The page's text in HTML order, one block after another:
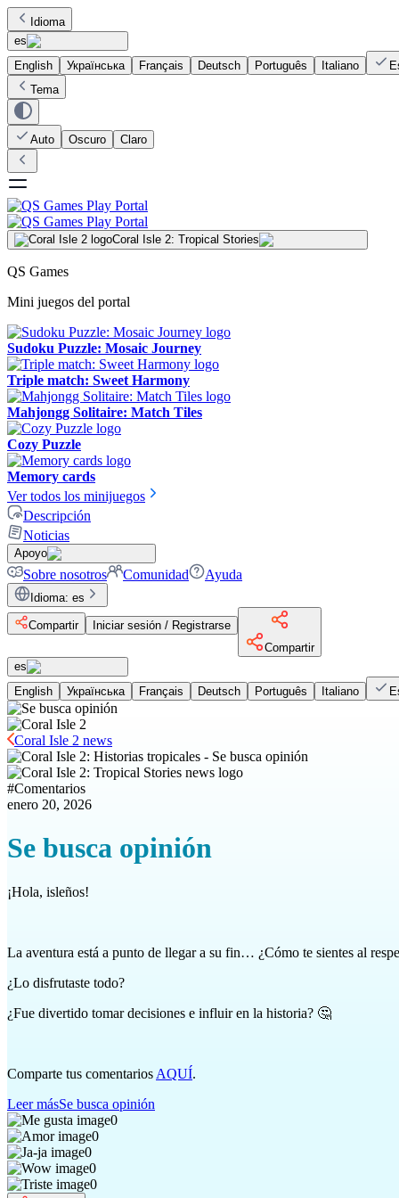
Idioma
es
English
Українська Français Deutsch Português Italiano
Tema
Auto Oscuro Claro
Coral Isle 2: Tropical Stories
QS Games
Mini juegos del portal
Sudoku Puzzle: Mosaic Journey
Triple match: Sweet Harmony
Mahjongg Solitaire: Match Tiles
Cozy Puzzle
Memory cards
Ver todos los minijuegos
Descripción
Noticias
Apoyo
Sobre nosotros Comunidad Ayuda
Idioma: es
Compartir
Iniciar sesión / Registrarse
Compartir
es
English
Українська Français Deutsch Português Italiano
Coral Isle 2 news
#Comentarios
enero 20, 2026
Se busca opinión
¡Hola, isleños!
La aventura está a punto de llegar a su fin… ¿Cómo te sientes al
¿Lo disfrutaste todo?
¿Fue divertido tomar decisiones e influir en la historia? 🤔
Comparte tus comentarios AQUÍ.
Leer másSe busca opinión
0
0
0
0
0